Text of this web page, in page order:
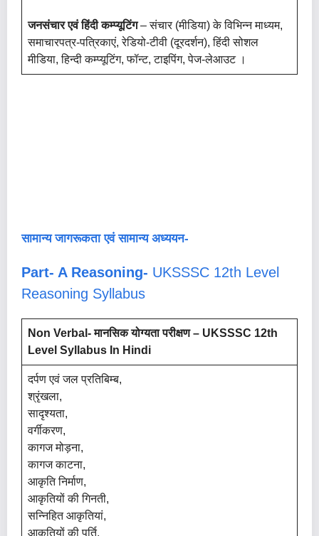
जनसंचार एवं हिंदी कम्प्यूटिंग– संचार (मीडिया) के विभिन्न माध्यम,
समाचारपत्र-पत्रिकाएं, रेडियो-टीवी (दूरदर्शन), हिंदी सोशल
मीडिया, हिन्दी कम्प्यूटिंग, फॉन्ट, टाइपिंग, पेज-लेआउट ।
सामान्य जागरूकता एवं सामान्य अध्ययन-
Part- A Reasoning- UKSSSC 12th Level
Reasoning Syllabus
Non Verbal- मानसिक योग्यता परीक्षण – UKSSSC 12th
Level Syllabus In Hindi
दर्पण एवं जल प्रतिबिम्ब,
श्रृंखला,
सादृश्यता,
वर्गीकरण,
कागज मोड़ना,
कागज काटना,
आकृति निर्माण,
आकृतियों की गिनती,
सन्निहित आकृतियां,
आकृतियों की पूर्ति,